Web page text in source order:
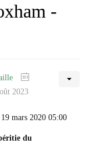
-
2023
mars 2020 05:00
du